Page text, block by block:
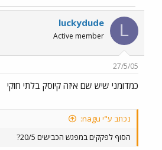
L
luckydude
Active member
27/5/05
כמדומני שיש שם איזה קיוסק בלתי חוקי
נכתב ע"י nagu:
הסוף לפקקים במפגש הכבישים 20/5?